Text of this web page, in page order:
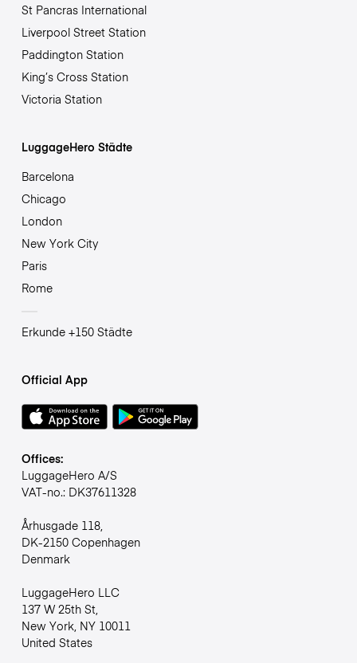
St Pancras International
Liverpool Street Station
Paddington Station
King’s Cross Station
Victoria Station
LuggageHero Städte
Barcelona
Chicago
London
New York City
Paris
Rome
Erkunde +150 Städte
Official App
Offices:
LuggageHero A/S
VAT-no.: DK37611328
Århusgade 118,
DK-2150 Copenhagen
Denmark
LuggageHero LLC
137 W 25th St,
New York, NY 10011
United States